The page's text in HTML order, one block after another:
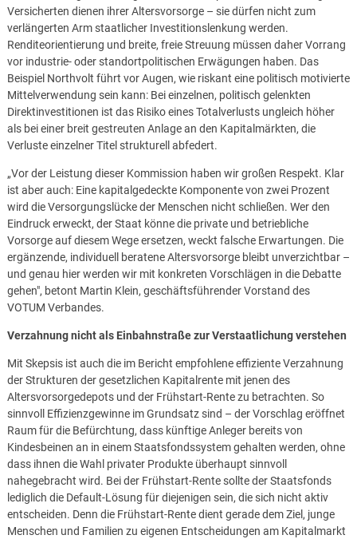
Versicherten dienen ihrer Altersvorsorge – sie dürfen nicht zum
verlängerten Arm staatlicher Investitionslenkung werden.
Renditeorientierung und breite, freie Streuung müssen daher Vorrang
vor industrie- oder standortpolitischen Erwägungen haben. Das
Beispiel Northvolt führt vor Augen, wie riskant eine politisch motivierte
Mittelverwendung sein kann: Bei einzelnen, politisch gelenkten
Direktinvestitionen ist das Risiko eines Totalverlusts ungleich höher
als bei einer breit gestreuten Anlage an den Kapitalmärkten, die
Verluste einzelner Titel strukturell abfedert.
„Vor der Leistung dieser Kommission haben wir großen Respekt. Klar
ist aber auch: Eine kapitalgedeckte Komponente von zwei Prozent
wird die Versorgungslücke der Menschen nicht schließen. Wer den
Eindruck erweckt, der Staat könne die private und betriebliche
Vorsorge auf diesem Wege ersetzen, weckt falsche Erwartungen. Die
ergänzende, individuell beratene Altersvorsorge bleibt unverzichtbar –
und genau hier werden wir mit konkreten Vorschlägen in die Debatte
gehen", betont Martin Klein, geschäftsführender Vorstand des
VOTUM Verbandes.
Verzahnung nicht als Einbahnstraße zur Verstaatlichung verstehen
Mit Skepsis ist auch die im Bericht empfohlene effiziente Verzahnung
der Strukturen der gesetzlichen Kapitalrente mit jenen des
Altersvorsorgedepots und der Frühstart-Rente zu betrachten. So
sinnvoll Effizienzgewinne im Grundsatz sind – der Vorschlag eröffnet
Raum für die Befürchtung, dass künftige Anleger bereits von
Kindesbeinen an in einem Staatsfondssystem gehalten werden, ohne
dass ihnen die Wahl privater Produkte überhaupt sinnvoll
nahegebracht wird. Bei der Frühstart-Rente sollte der Staatsfonds
lediglich die Default-Lösung für diejenigen sein, die sich nicht aktiv
entscheiden. Denn die Frühstart-Rente dient gerade dem Ziel, junge
Menschen und Familien zu eigenen Entscheidungen am Kapitalmarkt